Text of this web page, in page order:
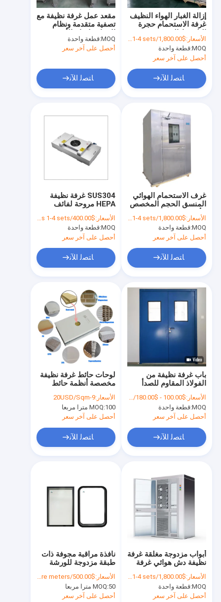
المنزل
فيديوهات
عنّا
جولة في المصنع
اتصل بنا
أخبار
لوحات الغرف النظيفة
لوحة شطيرة
مقعد عمل غرفة نظيفة مع
تصفية متقدمة ونظام
ومعالجة الأغذية
MOQ: قطعة واحدة
أحصل على آخر سعر
ﺎﺘﺼﻟ ﺍﻶﻧ
إزالة الغبار الهواء النظيف
غرفة الاستحمام حجرة
كيلوغرام
الأسعار:$1,800.00/sets 1-4 sets
MOQ: قطعة واحدة
أحصل على آخر سعر
ﺎﺘﺼﻟ ﺍﻶﻧ
SUS304 غرفة نظيفة
HEPA مروحة لفائف
الوحدة مرشحات توحد
حجم مخصص 50 هرتز
Hepa مرشح المروحة
السقف
الأسعار:$400.00/sets 1-4 sets
MOQ: قطعة واحدة
أحصل على آخر سعر
ﺎﺘﺼﻟ ﺍﻶﻧ
غرف الاستحمام الهوائي
المنسق الحجم المخصص
الأبواب المزدوجة
المزدوجة الاستحمام
الهوائي تصميم غرفة
نظيفة
الأسعار:$1,800.00/sets 1-4 sets
MOQ: قطعة واحدة
أحصل على آخر سعر
ﺎﺘﺼﻟ ﺍﻶﻧ
لوحات حائط غرفة نظيفة
مخصصة أنظمة حائط
75mm
الأسعار:9-20USD/Sqm
MOQ:100 مترا مربعا
أحصل على آخر سعر
ﺎﺘﺼﻟ ﺍﻶﻧ
باب غرفة نظيفة من
الفولاذ المقاوم للصدأ
حماية البيئة الباب
المتحرك المزدوج
للمستشفى
الأسعار:$100.00 - $180.00/sets
MOQ: قطعة واحدة
أحصل على آخر سعر
ﺎﺘﺼﻟ ﺍﻶﻧ
نافذة مراقبة مجوفة ذات
طبقة مزدوجة للورشة
الخالية من الغبار ، غرفة
نظيفة ، مختبر ، نافذة
ثابتة مزودة بالزجاج
المقاوم حسب الطلب
الأسعار:$500.00/square meters 50-499 square meters
MOQ:50 مترا مربعا
أحصل على آخر سعر
أبواب مزدوجة مغلقة غرفة
نظيفة دش هوائي غرفة
نظيفة حمام هوائي
الأسعار:$1,800.00/sets 1-4 sets
MOQ: قطعة واحدة
أحصل على آخر سعر